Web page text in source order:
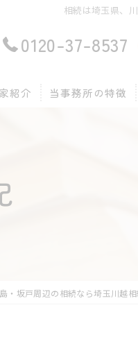
相続は埼玉県、
0120-37-8537
紹介 当事務所の特徴
・坂戸周辺の相続なら埼玉川越